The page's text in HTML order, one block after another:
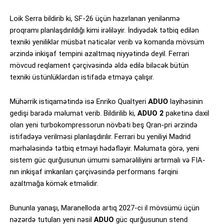
Loik Serra bildirib ki, SF-26 üçün hazırlanan yenilənmə
proqramı planlaşdırıldığı kimi irəliləyir. İndiyədək tətbiq edilən
texniki yeniliklər müsbət nəticələr verib və komanda mövsüm
ərzində inkişaf tempini azaltmaq niyyətində deyil. Ferrari
mövcud reqlament çərçivəsində əldə edilə biləcək bütün
texniki üstünlüklərdən istifadə etməyə çalışır.
Mühərrik istiqamətində isə Enriko Qualtyeri ADUO layihəsinin
gedişi barədə məlumat verib. Bildirilib ki, ADUO 2 paketinə daxil
olan yeni turbokompressorun növbəti beş Qran-pri ərzində
istifadəyə verilməsi planlaşdırılır. Ferrari bu yeniliyi Madrid
mərhələsində tətbiq etməyi hədəfləyir. Məlumata görə, yeni
sistem güc qurğusunun ümumi səmərəliliyini artırmalı və FIA-
nın inkişaf imkanları çərçivəsində performans fərqini
azaltmağa kömək etməlidir.
Bununla yanaşı, Maranelloda artıq 2027-ci il mövsümü üçün
nəzərdə tutulan yeni nəsil ADUO güc qurğusunun stend